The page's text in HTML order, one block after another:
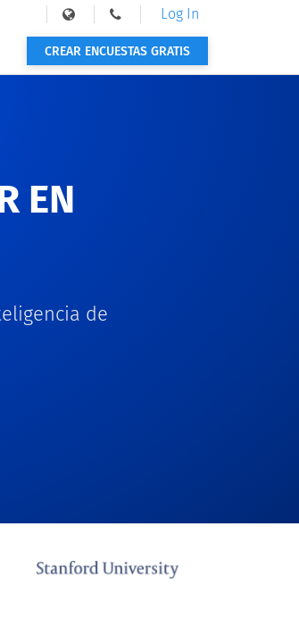
Log In
CREAR ENCUESTAS GRATIS
EN
de